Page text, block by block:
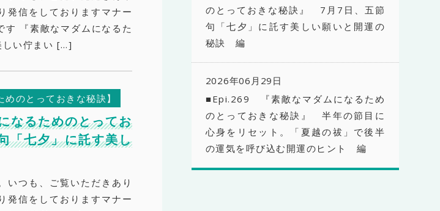
信をしておりますマナー
す 『素敵なマダムになるた
しい佇まい […]
めのとっておきな秘訣】
るためのとってお
七夕」に託す美し
いつも、ご覧いただきあり
信をしておりますマナー
のとっておきな秘訣』 7月7日、五節
句「七夕」に託す美しい願いと開運の
秘訣 編
2026年06月29日
■Epi.269 『素敵なマダムになるため
のとっておきな秘訣』 半年の節目に
心身をリセット。「夏越の祓」で後半
の運気を呼び込む開運のヒント 編